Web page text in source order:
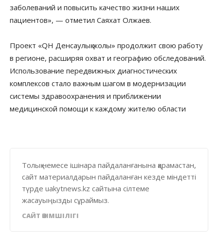
заболеваний и повысить качество жизни наших
пациентов», — отметил Саяхат Олжаев.
Проект «QH Денсаулық жолы» продолжит свою работу
в регионе, расширяя охват и географию обследований.
Использование передвижных диагностических
комплексов стало важным шагом в модернизации
системы здравоохранения и приближении
медицинской помощи к каждому жителю области
Толық немесе ішінара пайдаланғанына қарамастан,
сайт материалдарын пайдаланған кезде міндетті
түрде uakytnews.kz сайтына сілтеме
жасауыңызды сұраймыз.
САЙТ ӘКІМШІЛІГІ